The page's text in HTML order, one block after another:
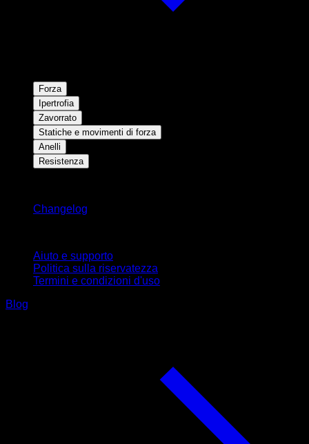
Forza
Ipertrofia
Zavorrato
Statiche e movimenti di forza
Anelli
Resistenza
Changelog
Aiuto e supporto
Politica sulla riservatezza
Termini e condizioni d'uso
Blog